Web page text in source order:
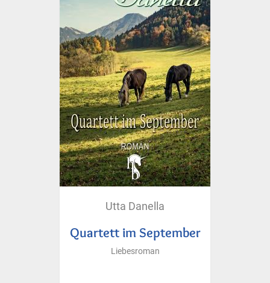
Utta Danella
Quartett im September
Liebesroman